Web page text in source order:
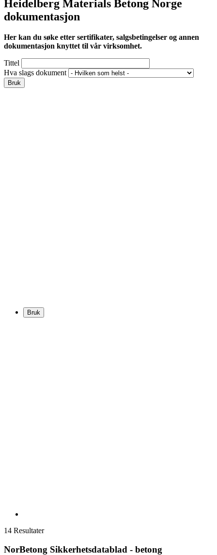
Heidelberg Materials Betong Norge
dokumentasjon
Her kan du søke etter sertifikater, salgsbetingelser og annen
dokumentasjon knyttet til vår virksomhet.
Tittel
Hva slags dokument
14 Resultater
NorBetong Sikkerhetsdatablad - betong